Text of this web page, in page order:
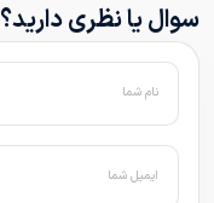
سوال یا نظری دارید؟
نام شما
ایمیل شما